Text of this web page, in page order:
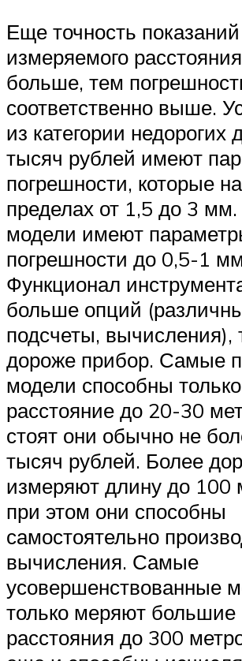
Еще точность
измеряемого
больше, тем
соответственно выше.
из категории недорогих
тысяч рублей имеют
погрешности, которые
пределах от 1,5 до 3
модели имеют
погрешности до 0,5-1 мм
Функционал
больше опций
подсчеты, вычисления),
дороже прибор. Самые
модели способны
расстояние до 20-30
стоят они обычно не
тысяч рублей. Более
измеряют длину до 100
при этом они способны
самостоятельно
вычисления. Самые
усовершенствованные
только меряют большие
расстояния до 300